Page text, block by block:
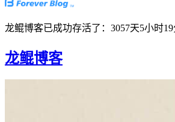
龙鲲博客已成功存活了：3057天5小时
龙鲲博客